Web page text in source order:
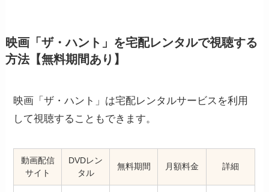
映画「ザ・ハント」を宅配レンタルで視聴する
方法【無料期間あり】
映画「ザ・ハント」は宅配レンタルサービスを利用
して視聴することもできます。
動画配信
サイト
DVDレン
タル
無料期間 月額料金 詳細